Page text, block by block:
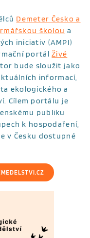
Demeter Česko a
školou a
iniciativ (AMPI)
portálŽivé
bude sloužit jako
informací,
ekologického a
Cílem portálu je
publiku
k hospodaření,
v Česku dostupné